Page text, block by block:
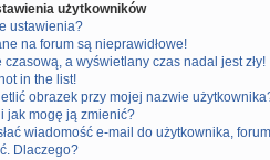
użytkowników
ustawienia?
na forum są nieprawidłowe!
czasową, a wyświetlany czas nadal jest zły!
in the list!
obrazek przy mojej nazwie
jak mogę ją zmienić?
wiadomość e-mail do użytkownika,
Dlaczego?